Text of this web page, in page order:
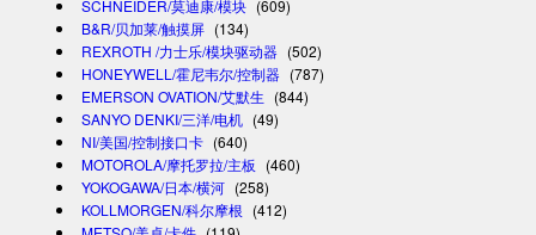
SCHNEIDER/莫迪康/模块 (609)
B&R/贝加莱/触摸屏 (134)
REXROTH /力士乐/模块驱动器 (502)
HONEYWELL/霍尼韦尔/控制器 (787)
EMERSON OVATION/艾默生 (844)
SANYO DENKI/三洋/电机 (49)
NI/美国/控制接口卡 (640)
MOTOROLA/摩托罗拉/主板 (460)
YOKOGAWA/日本/横河 (258)
KOLLMORGEN/科尔摩根 (412)